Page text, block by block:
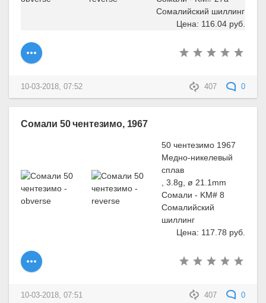
Сомалийский шиллинг
Цена: 116.04 руб.
407 0
10-03-2018, 07:52
Сомали 50 чентезимо, 1967
50 чентезимо 1967
Медно-никелевый
сплав
, 3.8g, ø 21.1mm
Сомали - KM# 8
Сомалийский
шиллинг
Цена: 117.78 руб.
407 0
10-03-2018, 07:51